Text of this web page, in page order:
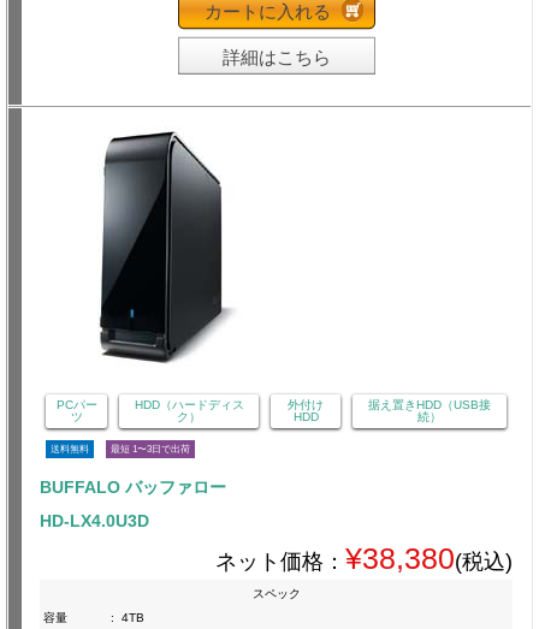
カートに入れる
詳細はこちら
PCパー
ツ
HDD（ハードディス
ク）
外付け
HDD
据え置きHDD（USB接
続）
送料無料 最短 1〜3日で出荷
BUFFALO バッファロー
HD-LX4.0U3D
ネット価格： ¥38,380(税込)
スペック
容量
:
4TB